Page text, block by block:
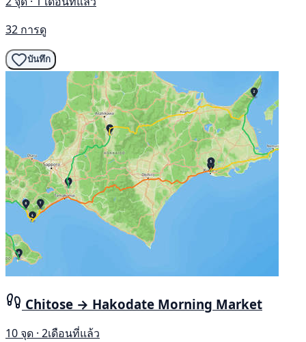
32 การดู
บันทึก
Chitose → Hakodate Morning Market
10 จุด · 2เดือนที่แล้ว